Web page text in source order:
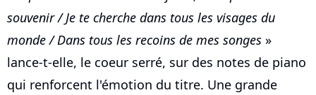
souvenir / Je te cherche dans tous les visages du
monde / Dans tous les recoins de mes songes »
lance-t-elle, le coeur serré, sur des notes de piano
qui renforcent l'émotion du titre. Une grande